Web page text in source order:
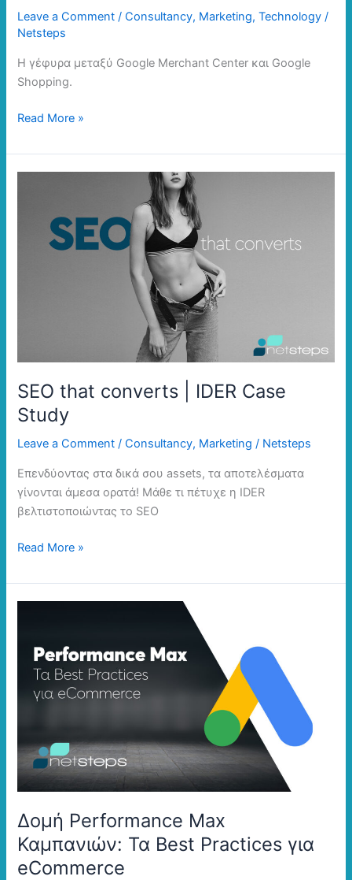
Leave a Comment /Consultancy, Marketing,Technology /
Netsteps
H γέφυρα μεταξύ Google Merchant Center και Google
Shopping.
Read More »
SEO that converts | IDER Case
Study
Leave a Comment /Consultancy, Marketing / Netsteps
Επενδύοντας στα δικά σου assets, τα αποτελέσματα
γίνονται άμεσα ορατά! Μάθε τι πέτυχε η IDER
βελτιστοποιώντας το SEO
converts
Read More »
Δομή Performance Max
Καμπανιών: Τα Best Practices για
eCommerce
Max
Καμπανιών:
Best
eCommerce